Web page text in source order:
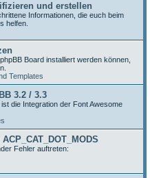
und erstellen
Informationen, die euch beim
helfen.
Board installiert werden können,
Templates
3.2 / 3.3
die Integration der Font Awesome
Fehler auftreten: